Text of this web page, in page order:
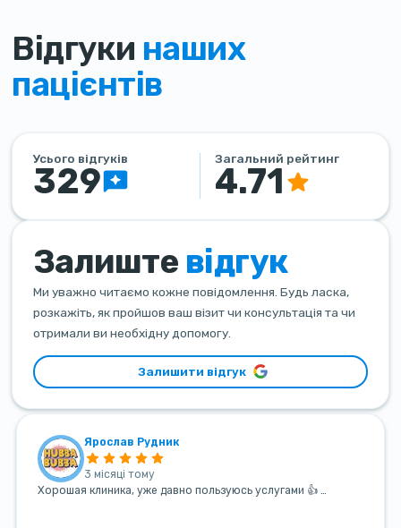
Відгуки наших
пацієнтів
Усього відгуків
329
Загальний рейтинг
4.71
Залиште відгук
Ми уважно читаємо кожне повідомлення. Будь ласка,
розкажіть, як пройшов ваш візит чи консультація та чи
отримали ви необхідну допомогу.
Залишити відгук
Ярослав Рудник
3 місяці тому
Хорошая клиника, уже давно пользуюсь услугами 👍 …